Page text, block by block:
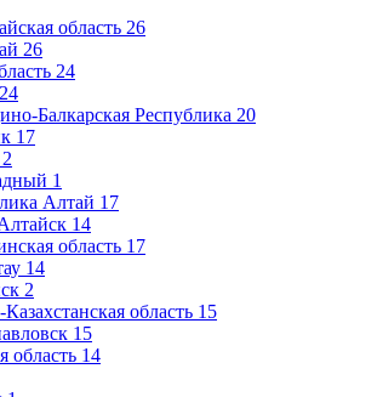
область 26
26
24
24
Балкарская Республика 20
17
2
1
Алтай 17
14
область 17
14
2
область 15
15
область 14